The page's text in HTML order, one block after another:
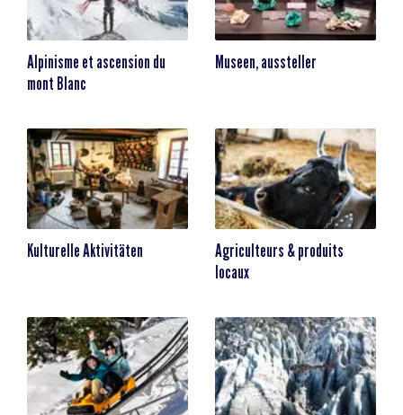
Alpinisme et ascension du
mont Blanc
Museen, aussteller
Kulturelle Aktivitäten
Agriculteurs & produits
locaux